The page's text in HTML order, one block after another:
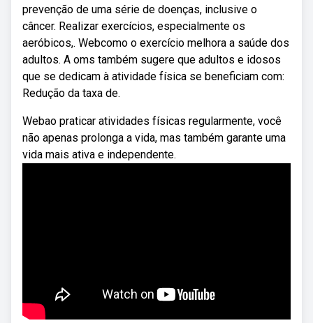
prevenção de uma série de doenças, inclusive o
câncer. Realizar exercícios, especialmente os
aeróbicos,. Webcomo o exercício melhora a saúde dos
adultos. A oms também sugere que adultos e idosos
que se dedicam à atividade física se beneficiam com:
Redução da taxa de.
Webao praticar atividades físicas regularmente, você
não apenas prolonga a vida, mas também garante uma
vida mais ativa e independente.